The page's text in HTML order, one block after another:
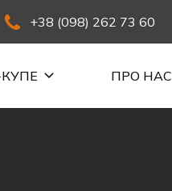
+38 (098) 262 73 60
ПРО НАС